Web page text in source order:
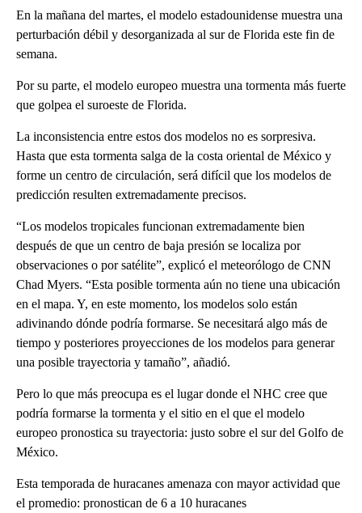
En la mañana del martes, el modelo estadounidense muestra una
perturbación débil y desorganizada al sur de Florida este fin de
semana.
Por su parte, el modelo europeo muestra una tormenta más fuerte
que golpea el suroeste de Florida.
La inconsistencia entre estos dos modelos no es sorpresiva.
Hasta que esta tormenta salga de la costa oriental de México y
forme un centro de circulación, será difícil que los modelos de
predicción resulten extremadamente precisos.
“Los modelos tropicales funcionan extremadamente bien
después de que un centro de baja presión se localiza por
observaciones o por satélite”, explicó el meteorólogo de CNN
Chad Myers. “Esta posible tormenta aún no tiene una ubicación
en el mapa. Y, en este momento, los modelos solo están
adivinando dónde podría formarse. Se necesitará algo más de
tiempo y posteriores proyecciones de los modelos para generar
una posible trayectoria y tamaño”, añadió.
Pero lo que más preocupa es el lugar donde el NHC cree que
podría formarse la tormenta y el sitio en el que el modelo
europeo pronostica su trayectoria: justo sobre el sur del Golfo de
México.
Esta temporada de huracanes amenaza con mayor actividad que
el promedio: pronostican de 6 a 10 huracanes